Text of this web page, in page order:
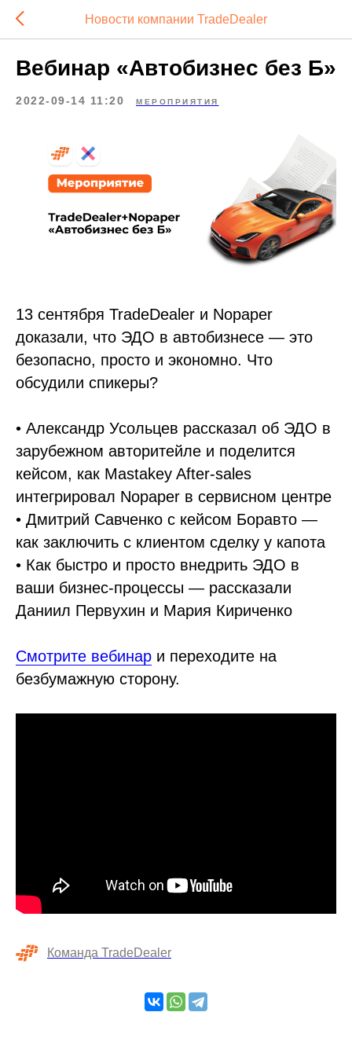
Новости компании TradeDealer
Вебинар «Автобизнес без Б»
2022-09-14 11:20 МЕРОПРИЯТИЯ
13 сентября TradeDealer и Nopaper
доказали, что ЭДО в автобизнесе — это
безопасно, просто и экономно. Что
обсудили спикеры?
• Александр Усольцев рассказал об ЭДО в
зарубежном авторитейле и поделится
кейсом, как Mastakey After-sales
интегрировал Nopaper в сервисном центре
• Дмитрий Савченко с кейсом Боравто —
как заключить с клиентом сделку у капота
• Как быстро и просто внедрить ЭДО в
ваши бизнес-процессы — рассказали
Даниил Первухин и Мария Кириченко
Смотрите вебинар и переходите на
безбумажную сторону.
Команда TradeDealer